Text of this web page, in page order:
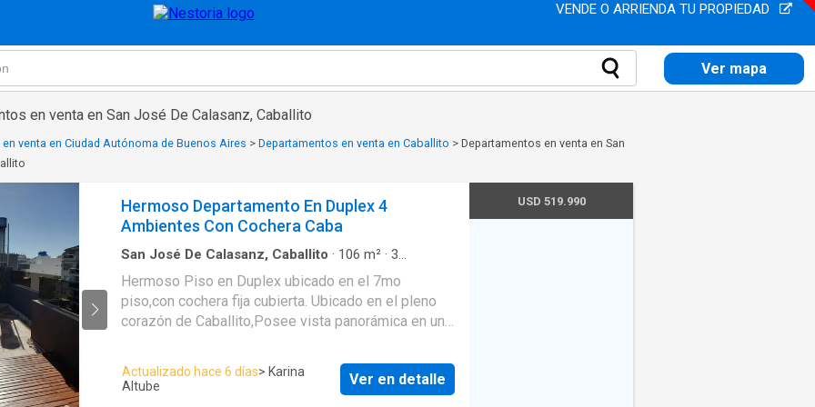
VENDE O ARRIENDA TU PROPIEDAD
Ver mapa
en venta en San José De Calasanz, Caballito
venta en Ciudad Autónoma de Buenos Aires > Departamentos en venta en Caballito > Departamentos en venta en San
Hermoso Departamento En Duplex 4
Ambientes Con Cochera Caba
San José De Calasanz, Caballito · 106 m² · 3
Hermoso Piso en Duplex ubicado en el 7mo
piso,con cochera fija cubierta. Ubicado en el pleno
corazón de Caballito,Posee vista panorámica en un
de un cómodo living comedor con salida al balcón,
cocina comedor totalmente equipada, lavadero,
toilette de recepción, 3 dormitorios , el principal en
Actualizado hace 6 días> Karina
Altube
Ver en detalle
USD 519.990